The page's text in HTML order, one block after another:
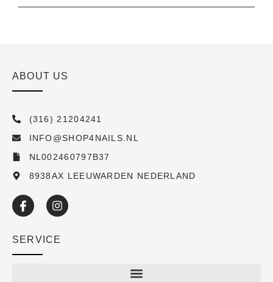
ABOUT US
(316) 21204241
INFO@SHOP4NAILS.NL
NL002460797B37
8938AX LEEUWARDEN NEDERLAND
SERVICE